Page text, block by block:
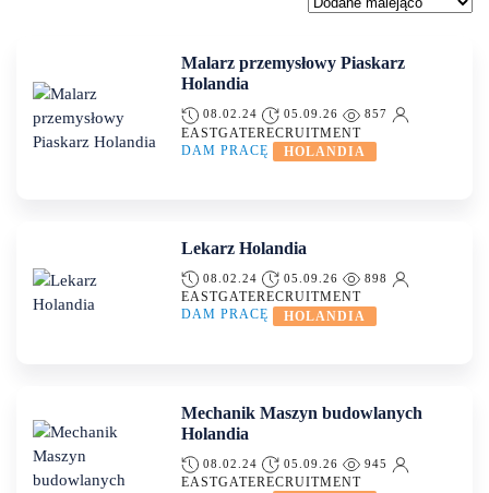
Malarz przemysłowy Piaskarz
Holandia
08.02.24 05.09.26 857
EASTGATERECRUITMENT
DAM PRACĘ
HOLANDIA
Lekarz Holandia
08.02.24 05.09.26 898
EASTGATERECRUITMENT
DAM PRACĘ
HOLANDIA
Mechanik Maszyn budowlanych
Holandia
08.02.24 05.09.26 945
EASTGATERECRUITMENT